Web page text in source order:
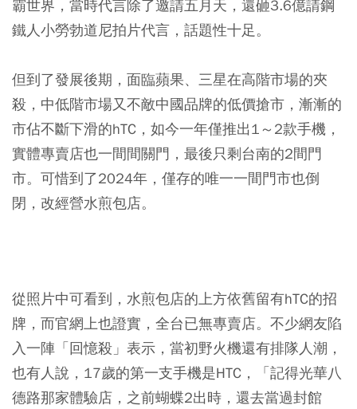
霸世界，當時代言除了邀請五月天，還砸3.6億請鋼
鐵人小勞勃道尼拍片代言，話題性十足。
但到了發展後期，面臨蘋果、三星在高階市場的夾
殺，中低階市場又不敵中國品牌的低價搶市，漸漸的
市佔不斷下滑的hTC，如今一年僅推出1～2款手機，
實體專賣店也一間間關門，最後只剩台南的2間門
市。可惜到了2024年，僅存的唯一一間門市也倒
閉，改經營水煎包店。
從照片中可看到，水煎包店的上方依舊留有hTC的招
牌，而官網上也證實，全台已無專賣店。不少網友陷
入一陣「回憶殺」表示，當初野火機還有排隊人潮，
也有人說，17歲的第一支手機是HTC，「記得光華八
德路那家體驗店，之前蝴蝶2出時，還去當過封館